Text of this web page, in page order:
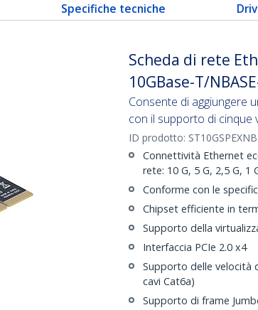
Specifiche tecniche
Scheda di rete
10GBase-T/
Consente di aggiungere
con il supporto di cinque
ID prodotto: ST10GSPEXNB
Connettività Ethernet
rete: 10 G, 5 G, 2,5 G, 1
Conforme con le
Chipset efficiente in
Supporto della
Interfaccia PCIe 2.0 x4
Supporto delle velocità
cavi Cat6a)
Supporto di frame